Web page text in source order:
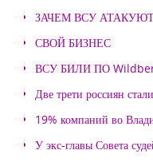
ЗАЧЕМ ВСУ
СВОЙ БИЗНЕС
ВСУ БИЛИ ПО
Две трети россиян
19% компаний во
У экс-главы Совета